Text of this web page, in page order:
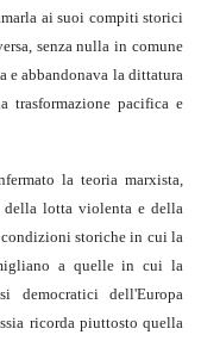
ai suoi compiti storici
senza nulla in comune
e abbandonava la dittatura
trasformazione pacifica e
la teoria marxista,
della lotta violenta e della
storiche in cui la
a quelle in cui la
democratici dell'Europa
ricorda piuttosto quella